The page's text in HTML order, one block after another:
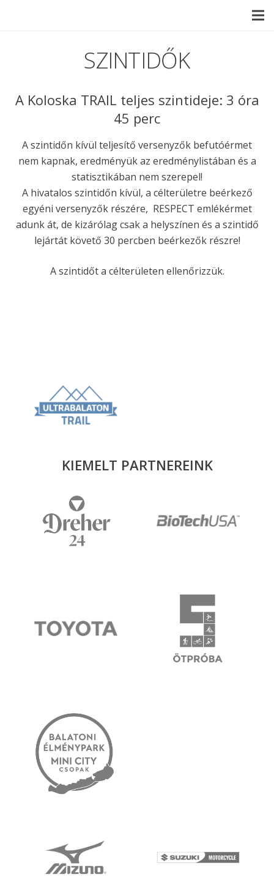
SZINTIDŐK
A Koloska TRAIL teljes szintideje: 3 óra
45 perc
A szintidőn kívül teljesítő versenyzők befutóérmet
nem kapnak, eredményük az eredménylistában és a
statisztikában nem szerepel!
A hivatalos szintidőn kívül, a célterületre beérkező
egyéni versenyzők részére, RESPECT emlékérmet
adunk át, de kizárólag csak a helyszínen és a szintidő
lejártát követő 30 percben beérkezők részre!
A szintidőt a célterületen ellenőrizzük.
KIEMELT PARTNEREINK